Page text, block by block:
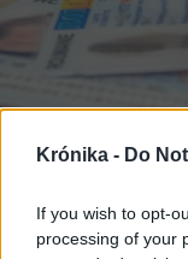
Krónika - Do
If you wish to opt-
processing of your
2026. augusztus